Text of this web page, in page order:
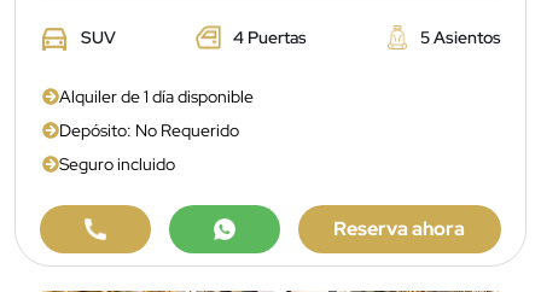
SUV 4 Puertas 5 Asientos
Alquiler de 1 día disponible
Depósito: No Requerido
Seguro incluido
Reserva ahora